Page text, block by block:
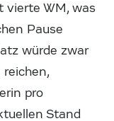
vierte WM, was
Pause
würde zwar
pro
Stand